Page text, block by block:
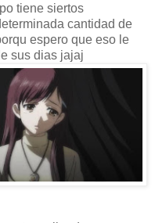
tiene siertos
cantidad de
espero que eso le
sus dias jajaj